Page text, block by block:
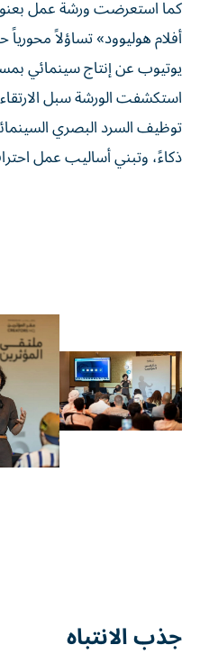
كما استعرضت ورشة عمل
أفلام هوليوود» تساؤلاً
يوتيوب عن إنتاج سينمائي
استكشفت الورشة سبل
توظيف السرد البصري
ذكاءً، وتبني أساليب عمل
جذب الانتباه